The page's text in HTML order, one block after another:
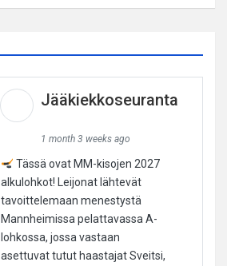
Jääkiekkoseuranta
1 month 3 weeks ago
Tässä ovat MM-kisojen 2027
alkulohkot! Leijonat lähtevät
tavoittelemaan menestystä
Mannheimissa pelattavassa A-
lohkossa, jossa vastaan
asettuvat tutut haastajat Sveitsi,